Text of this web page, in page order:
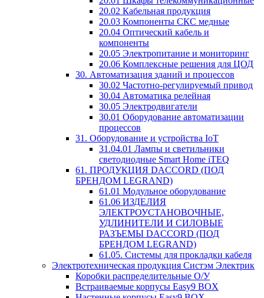
20.02 Кабельная продукция
20.03 Компоненты СКС медные
20.04 Оптический кабель и
компоненты
20.05 Электропитание и мониторинг
20.06 Комплексные решения для ЦОД
30. Автоматизация зданий и процессов
30.02 Частотно-регулируемый привод
30.04 Автоматика релейная
30.05 Электродвигатели
30.01 Оборудование автоматизации
процессов
31. Оборудование и устройства IoT
31.04.01 Лампы и светильники
светодиодные Smart Home iTEQ
61. ПРОДУКЦИЯ DACCORD (ПОД
БРЕНДОМ LEGRAND)
61.01 Модульное оборудование
61.06 ИЗДЕЛИЯ
ЭЛЕКТРОУСТАНОВОЧНЫЕ,
УДЛИНИТЕЛИ И СИЛОВЫЕ
РАЗЪЕМЫ DACCORD (ПОД
БРЕНДОМ LEGRAND)
61.05. Системы для прокладки кабеля
Электротехническая продукция Систэм Электрик
Коробки распределительные О/У
Встраиваемые корпусы Easy9 BOX